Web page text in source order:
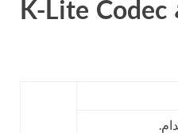
قم بتنزيل حزمة K-Lite Codec